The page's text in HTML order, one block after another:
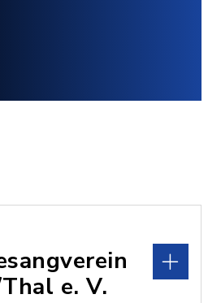
e. V.